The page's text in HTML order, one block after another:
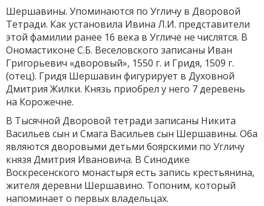
Шершавины. Упоминаются по Угличу в Дворовой
Тетради. Как установила Ивина Л.И. представители
этой фамилии ранее 16 века в Угличе не числятся. В
Ономастиконе С.Б. Веселовского записаны Иван
Григорьевич «дворовый», 1550 г. и Гридя, 1509 г.
(отец). Гридя Шершавин фигурирует в Духовной
Дмитрия Жилки. Князь приобрел у него 7 деревень
на Корожечне.
В Тысячной Дворовой тетради записаны Никита
Васильев сын и Смага Васильев сын Шершавины. Оба
являются дворовыми детьми боярскими по Угличу
князя Дмитрия Ивановича. В Синодике
Воскресенского монастыря есть запись крестьянина,
жителя деревни Шершавино. Топоним, который
напоминает о первых владельцах.